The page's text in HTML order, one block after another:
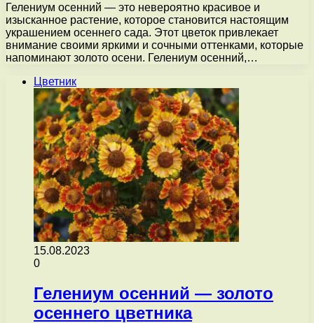
Гелениум осенний — это невероятно красивое и
изысканное растение, которое становится настоящим
украшением осеннего сада. Этот цветок привлекает
внимание своими яркими и сочными оттенками, которые
напоминают золото осени. Гелениум осенний,…
Цветник
15.08.2023
0
Гелениум осенний — золото
осеннего цветника